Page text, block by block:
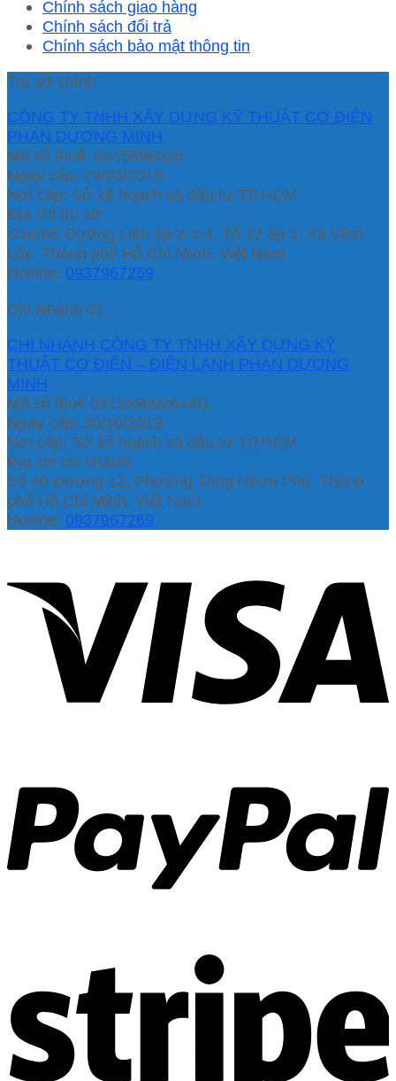
Chính sách giao hàng
Chính sách đổi trả
Chính sách bảo mật thông tin
Trụ sở chính
CÔNG TY TNHH XÂY DỰNG KỸ THUẬT CƠ ĐIỆN
PHAN DƯƠNG MINH
Mã số thuế: 0315596026
Ngày cấp: 29/03/2019
Nơi cấp: Sở kế hoạch và đầu tư TP.HCM
Địa chỉ trụ sở:
C16/6E Đường Liên ấp 2-3-4, Tổ 12 ấp 3, Xã Vĩnh
Lộc, Thành phố Hồ Chí Minh, Việt Nam
Hotline: 0937967269
Chi Nhánh 01
CHI NHÁNH CÔNG TY TNHH XÂY DỰNG KỸ
THUẬT CƠ ĐIỆN – ĐIỆN LẠNH PHAN DƯƠNG
MINH
Mã số thuế 0315596026-001
Ngày cấp: 30/10/2019
Nơi cấp: Sở kế hoạch và đầu tư TP.HCM
Địa chỉ chi nhánh:
Số 40 Đường 12, Phường Tăng Nhơn Phú, Thành
phố Hồ Chí Minh, Việt Nam
Hotline: 0937967269